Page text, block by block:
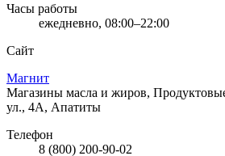
Часы работы
ежедневно, 08:00–22:00
Сайт
Магнит
Магазины масла и жиров,
ул., 4А, Апатиты
Телефон
8 (800) 200-90-02